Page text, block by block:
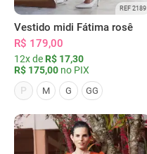
REF 2189
Vestido midi Fátima rosê
R$ 179,00
12x de R$ 17,30
R$ 175,00 no PIX
P
M G GG